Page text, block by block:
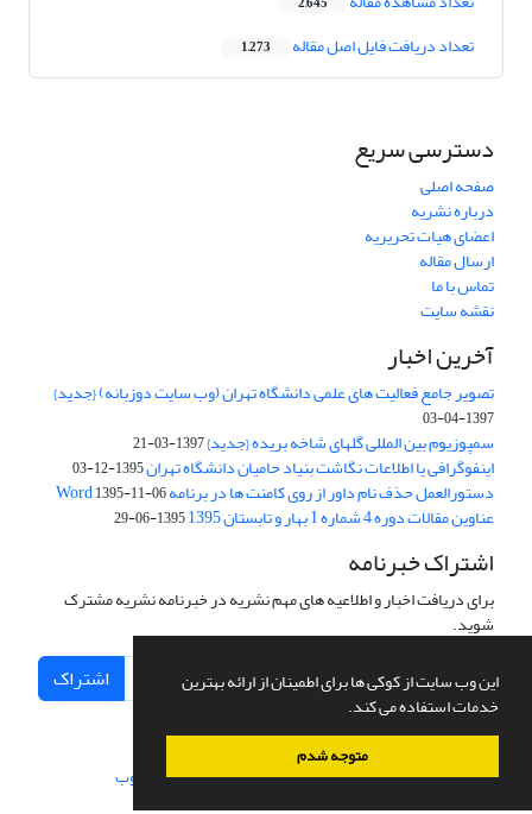
این وب سایت از کوکی ها برای اطمینان از ارائه بهترین
خدمات استفاده می کند.
متوجه شدم
تعداد دریافت فایل اصل مقاله 1,273
دسترسی سریع
صفحه اصلی
درباره نشریه
اعضای هیات تحریریه
ارسال مقاله
تماس با ما
نقشه سایت
آخرین اخبار
تصویر جامع فعالیت های علمی دانشگاه تهران (وب سایت دوزبانه) {جدید}
1397-04-03
سمپوزیوم بین المللی گلهای شاخه بریده {جدید}1397-03-21
اینفوگرافی یا اطلاعات نگاشت بنیاد حامیان دانشگاه تهران1395-12-03
دستورالعمل حذف نام داور از روی کامنت ها در برنامه Word1395-11-06
عناوین مقالات دوره 4 شماره 1 بهار و تابستان 1395 1395-06-29
اشتراک خبرنامه
برای دریافت اخبار و اطلاعیه های مهم نشریه در خبرنامه نشریه مشترک
شوید.
اشتراک
سامانه مدیریت نشریات علمی.طراحی و پیاده سازی از سیناوب